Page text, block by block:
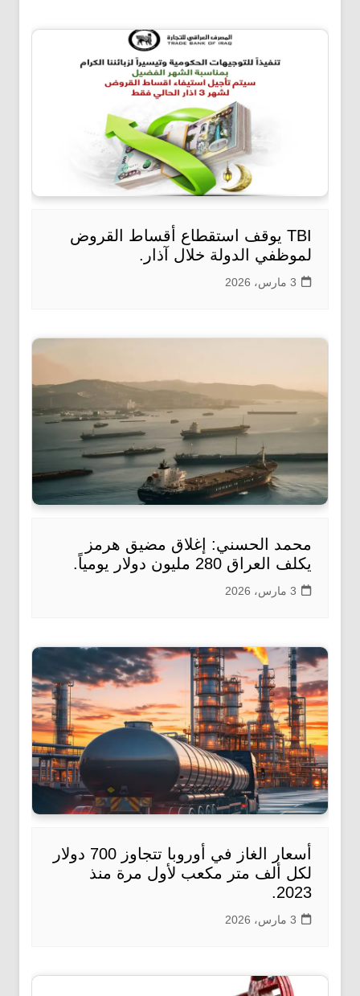
TBI يوقف استقطاع أقساط القروض
لموظفي الدولة خلال آذار.
3 مارس، 2026
محمد الحسني: إغلاق مضيق هرمز
يكلف العراق 280 مليون دولار يومياً.
3 مارس، 2026
أسعار الغاز في أوروبا تتجاوز 700 دولار
لكل ألف متر مكعب لأول مرة منذ
2023.
3 مارس، 2026